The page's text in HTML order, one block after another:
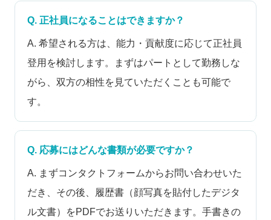
Q. 正社員になることはできますか？
A. 希望される方は、能力・貢献度に応じて正社員
登用を検討します。まずはパートとして勤務しな
がら、双方の相性を見ていただくことも可能で
す。
Q. 応募にはどんな書類が必要ですか？
A. まずコンタクトフォームからお問い合わせいた
だき、その後、履歴書（顔写真を貼付したデジタ
ル文書）をPDFでお送りいただきます。手書きの